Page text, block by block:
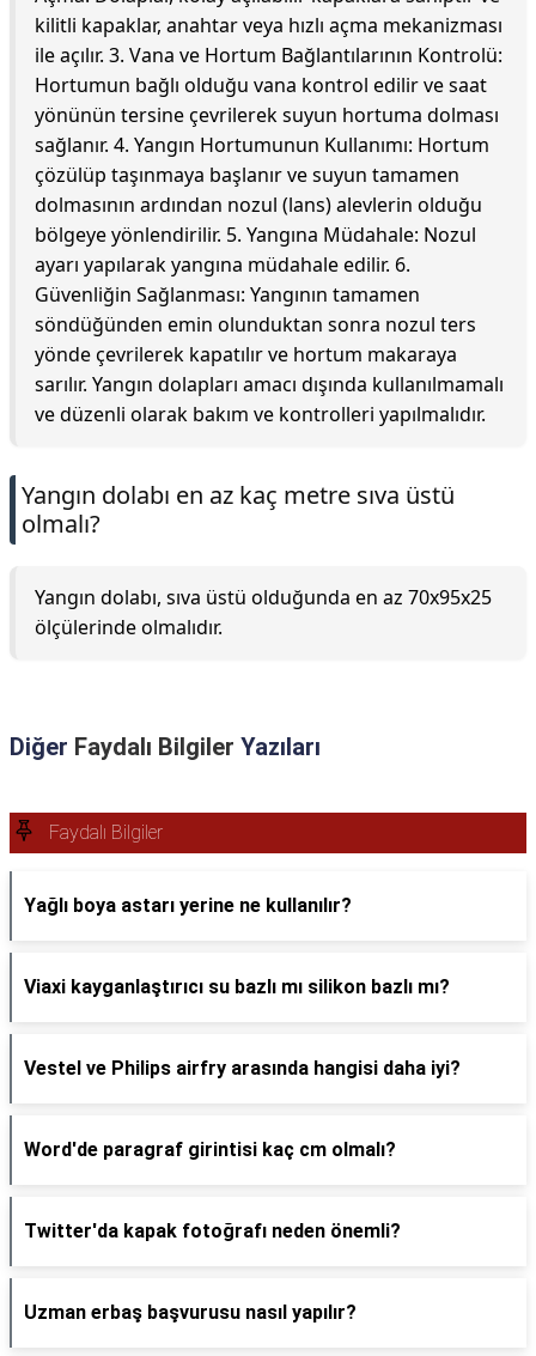
kilitli kapaklar, anahtar veya hızlı açma mekanizması
ile açılır. 3. Vana ve Hortum Bağlantılarının Kontrolü:
Hortumun bağlı olduğu vana kontrol edilir ve saat
yönünün tersine çevrilerek suyun hortuma dolması
sağlanır. 4. Yangın Hortumunun Kullanımı: Hortum
çözülüp taşınmaya başlanır ve suyun tamamen
dolmasının ardından nozul (lans) alevlerin olduğu
bölgeye yönlendirilir. 5. Yangına Müdahale: Nozul
ayarı yapılarak yangına müdahale edilir. 6.
Güvenliğin Sağlanması: Yangının tamamen
söndüğünden emin olunduktan sonra nozul ters
yönde çevrilerek kapatılır ve hortum makaraya
sarılır. Yangın dolapları amacı dışında kullanılmamalı
ve düzenli olarak bakım ve kontrolleri yapılmalıdır.
Yangın dolabı en az kaç metre sıva üstü
olmalı?
Yangın dolabı, sıva üstü olduğunda en az 70x95x25
ölçülerinde olmalıdır.
Diğer Faydalı Bilgiler Yazıları
Faydalı Bilgiler
Yağlı boya astarı yerine ne kullanılır?
Viaxi kayganlaştırıcı su bazlı mı silikon bazlı mı?
Vestel ve Philips airfry arasında hangisi daha iyi?
Word'de paragraf girintisi kaç cm olmalı?
Twitter'da kapak fotoğrafı neden önemli?
Uzman erbaş başvurusu nasıl yapılır?